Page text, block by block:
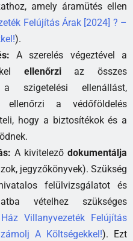
amely áramütés ellen
Felújítás Árak [2024] ? –
).
A szerelés végeztével a
ellenőrziaz összes
szigetelési ellenállást,
ellenőrzi a védőföldelés
hogy a biztosítékok és a
A kivitelező dokumentálja
jegyzőkönyvek). Szükség
felülvizsgálatot és
vételhez szükséges
Villanyvezeték Felújítás
A Költségekkel!). Ezt